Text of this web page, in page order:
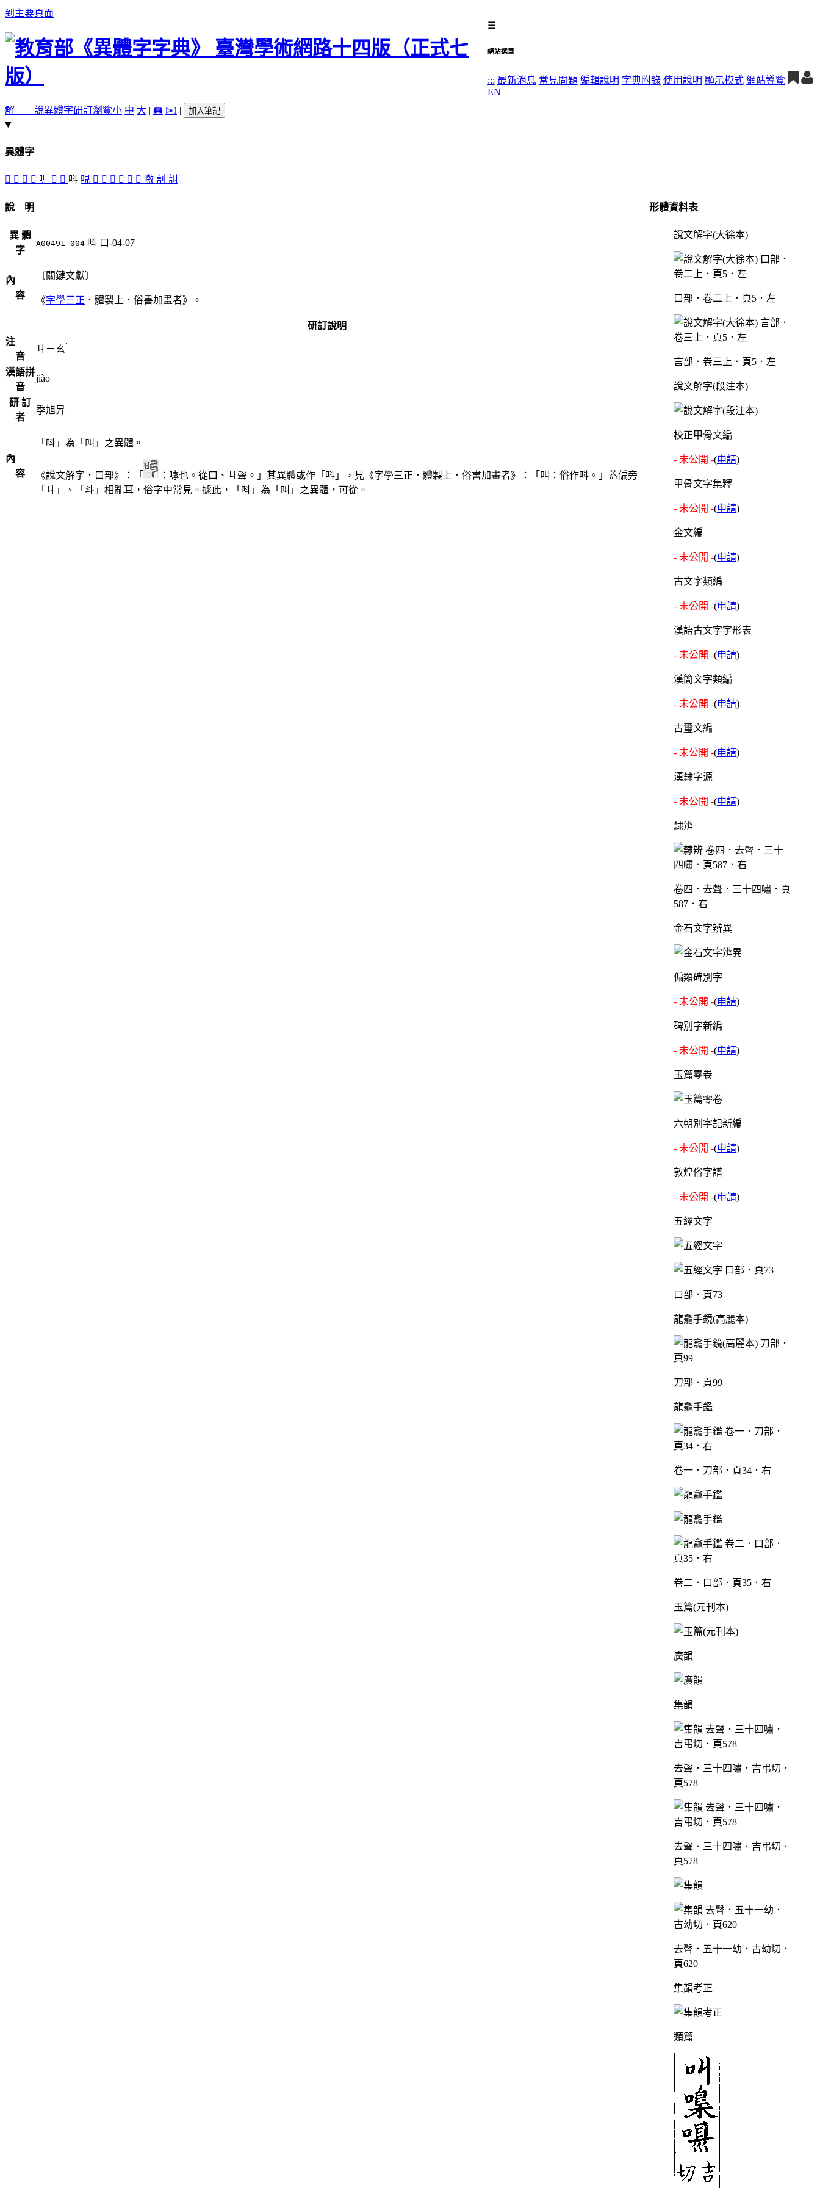
到主要頁面
☰
網站選單
::: 最新消息 常見問題 編輯說明 字典附錄 使用說明 顯示模式 網站導覽
EN
解 說異體字研訂瀏覽小 中 大 | 🖨️ ✉️ | 加入筆記
異體字
𠮧 󰬝 𠮪 叫 䶷 󰬞 󰬟 呌 哯 󰬠 𠸵 𠶼 嘂 嘄 󺂅 噭 䚯 訆
說 明
異 體
字
A00491-004 呌 口-04-07
內
容
〔關鍵文獻〕
《字學三正 ．體製上．俗書加畫者》。
研訂說明
注
音
ㄐㄧㄠ ˋ
漢語拼
音
jiào
研 訂
者
季旭昇
內
容
「呌」為「叫」之異體。
《說文解字．口部》：「
：嘑也。從口、ㄐ聲。」其異體或作「呌」，見《字學三正．體製上．俗書加畫者》：「叫：俗作呌。」蓋偏旁
「ㄐ」、「斗」相亂耳，俗字中常見。據此，「呌」為「叫」之異體，可從。
形體資料表
說文解字(大徐本)
口部．卷二上．頁5．左
言部．卷三上．頁5．左
說文解字(段注本)
校正甲骨文編
- 未公開 -(申請)
甲骨文字集釋
- 未公開 -(申請)
金文編
- 未公開 -(申請)
古文字類編
- 未公開 -(申請)
漢語古文字字形表
- 未公開 -(申請)
漢簡文字類編
- 未公開 -(申請)
古璽文編
- 未公開 -(申請)
漢隸字源
- 未公開 -(申請)
隸辨
卷四．去聲．三十四嘯．頁
587．右
金石文字辨異
偏類碑別字
- 未公開 -(申請)
碑別字新編
- 未公開 -(申請)
玉篇零卷
六朝別字記新編
- 未公開 -(申請)
敦煌俗字譜
- 未公開 -(申請)
五經文字
口部．頁73
龍龕手鏡(高麗本)
刀部．頁99
龍龕手鑑
卷一．刀部．頁34．右
卷二．口部．頁35．右
玉篇(元刊本)
廣韻
集韻
去聲．三十四嘯．吉弔切．
頁578
去聲．三十四嘯．吉弔切．
頁578
去聲．五十一幼．古幼切．
頁620
集韻考正
類篇